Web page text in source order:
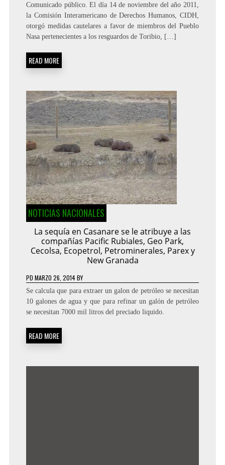
Comunicado público. El día 14 de noviembre del año 2011,
la Comisión Interamericano de Derechos Humanos, CIDH,
otorgó medidas cautelares a favor de miembros del Pueblo
Nasa pertenecientes a los resguardos de Toribio, […]
READ MORE
NOTICIAS NACIONALES
La sequía en Casanare se le atribuye a las
compañías Pacific Rubiales, Geo Park,
Cecolsa, Ecopetrol, Petrominerales, Parex y
New Granada
PD MARZO 26, 2014BY
Se calcula que para extraer un galon de petróleo se necesitan
10 galones de agua y que para refinar un galón de petróleo
se necesitan 7000 mil litros del preciado liquido.
READ MORE